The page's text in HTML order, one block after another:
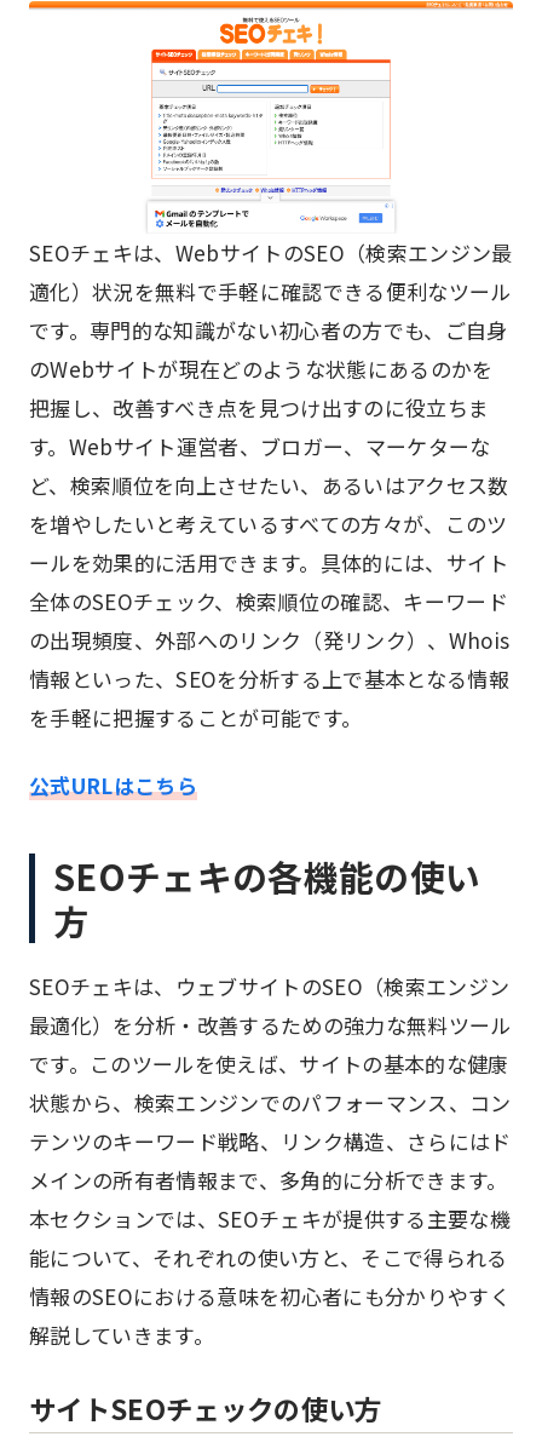
SEOチェキは、WebサイトのSEO（検索エンジン最
適化）状況を無料で手軽に確認できる便利なツール
です。専門的な知識がない初心者の方でも、ご自身
のWebサイトが現在どのような状態にあるのかを
把握し、改善すべき点を見つけ出すのに役立ちま
す。Webサイト運営者、ブロガー、マーケターな
ど、検索順位を向上させたい、あるいはアクセス数
を増やしたいと考えているすべての方々が、このツ
ールを効果的に活用できます。具体的には、サイト
全体のSEOチェック、検索順位の確認、キーワード
の出現頻度、外部へのリンク（発リンク）、Whois
情報といった、SEOを分析する上で基本となる情報
を手軽に把握することが可能です。
公式URLはこちら
SEOチェキの各機能の使い
方
SEOチェキは、ウェブサイトのSEO（検索エンジン
最適化）を分析・改善するための強力な無料ツール
です。このツールを使えば、サイトの基本的な健康
状態から、検索エンジンでのパフォーマンス、コン
テンツのキーワード戦略、リンク構造、さらにはド
メインの所有者情報まで、多角的に分析できます。
本セクションでは、SEOチェキが提供する主要な機
能について、それぞれの使い方と、そこで得られる
情報のSEOにおける意味を初心者にも分かりやすく
解説していきます。
サイトSEOチェックの使い方